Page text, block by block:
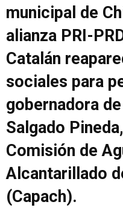
municipal de
alianza PRI-
Catalán
sociales para
gobernadora
Salgado
Comisión de
Alcantarillado
(Capach).